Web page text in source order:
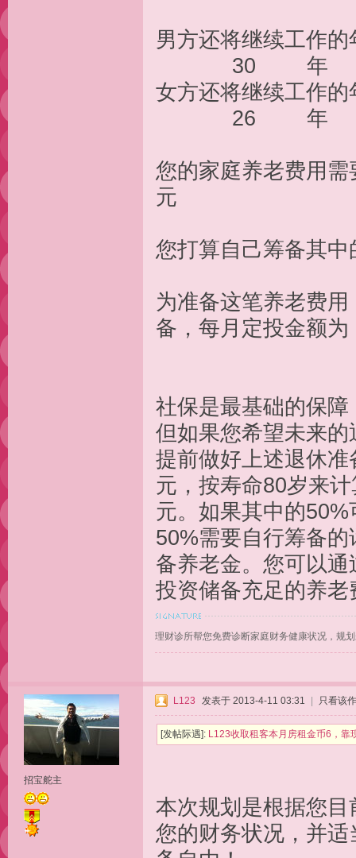
男方还将继续工
30 年
女方还将继续工
26 年
您的家庭养
元
您打算自
为准备这笔养老费
备，每
社保是最基础的保
但如果您希望未来
提前做好上述退休
元，按寿命80岁来
元。如果其中的
50%需要自行筹备
备养老金。您可以
投资储备充足的养老
理财诊所帮您免费诊断家庭财务健康状况，规
招宝舵主
L123 发表于 2013-4-11 03:31 只看该
[发帖际遇]: L123收取租客本月房租金币6，靠
本次规划是根据您
您的财务状况，并